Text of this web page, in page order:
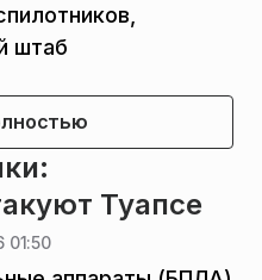
штаб
Туапсе
01:50